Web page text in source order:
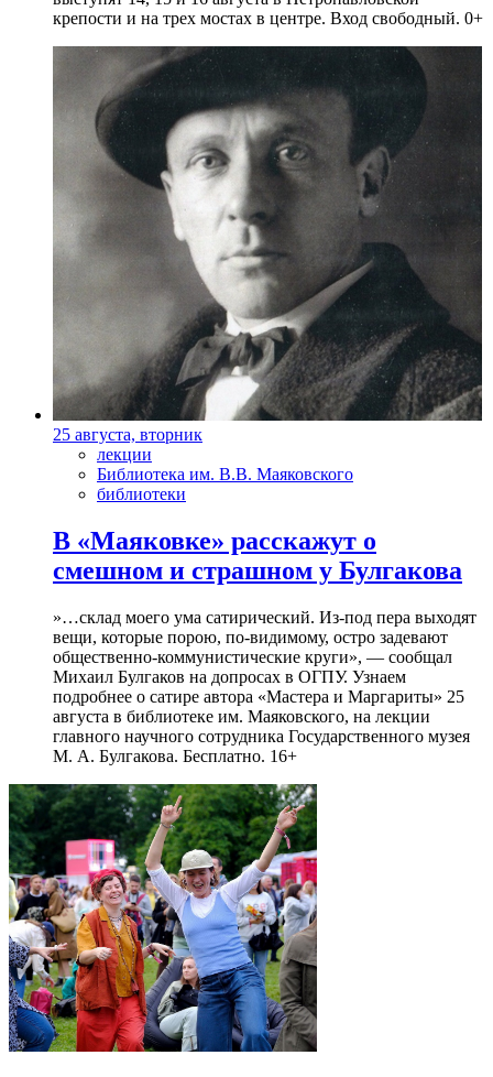
крепости и на трех мостах в центре. Вход свободный. 0+
25 августа, вторник
лекции
Библиотека им. В.В. Маяковского
библиотеки
В «Маяковке» расскажут о
смешном и страшном у Булгакова
»…склад моего ума сатирический. Из-под пера выходят
вещи, которые порою, по-видимому, остро задевают
общественно-коммунистические круги», — сообщал
Михаил Булгаков на допросах в ОГПУ. Узнаем
подробнее о сатире автора «Мастера и Маргариты» 25
августа в библиотеке им. Маяковского, на лекции
главного научного сотрудника Государственного музея
М. А. Булгакова. Бесплатно. 16+